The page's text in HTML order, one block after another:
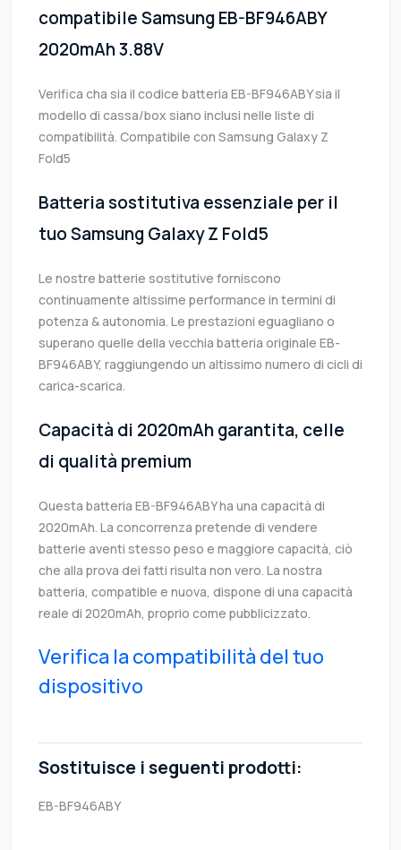
compatibile Samsung EB-BF946ABY
2020mAh 3.88V
Verifica cha sia il codice batteria EB-BF946ABY sia il
modello di cassa/box siano inclusi nelle liste di
compatibilità. Compatibile con Samsung Galaxy Z
Fold5
Batteria sostitutiva essenziale per il
tuo Samsung Galaxy Z Fold5
Le nostre batterie sostitutive forniscono
continuamente altissime performance in termini di
potenza & autonomia. Le prestazioni eguagliano o
superano quelle della vecchia batteria originale EB-
BF946ABY, raggiungendo un altissimo numero di cicli di
carica-scarica.
Capacità di 2020mAh garantita, celle
di qualità premium
Questa batteria EB-BF946ABY ha una capacità di
2020mAh. La concorrenza pretende di vendere
batterie aventi stesso peso e maggiore capacità, ciò
che alla prova dei fatti risulta non vero. La nostra
batteria, compatible e nuova, dispone di una capacità
reale di 2020mAh, proprio come pubblicizzato.
Verifica la compatibilità del tuo
dispositivo
Sostituisce i seguenti prodotti:
EB-BF946ABY